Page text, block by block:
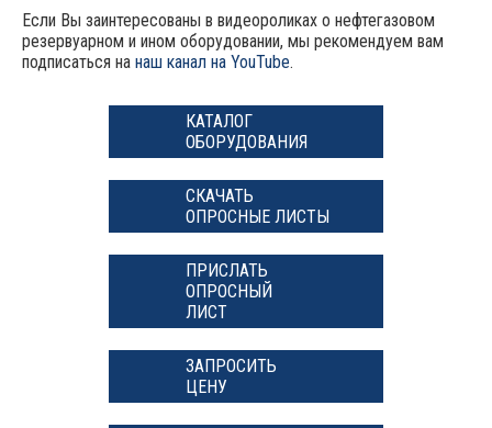
Если Вы заинтересованы в видеороликах о нефтегазовом
резервуарном и ином оборудовании, мы рекомендуем вам
подписаться на наш канал на YouTube.
КАТАЛОГ
ОБОРУДОВАНИЯ
СКАЧАТЬ
ОПРОСНЫЕ ЛИСТЫ
ПРИСЛАТЬ
ОПРОСНЫЙ
ЛИСТ
ЗАПРОСИТЬ
ЦЕНУ